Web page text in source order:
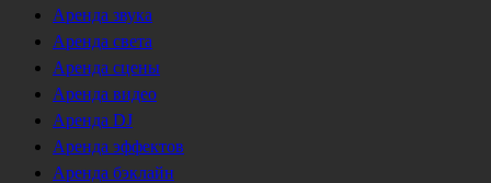
Аренда звука
Аренда света
Аренда сцены
Аренда видео
Аренда DJ
Аренда эффектов
Аренда бэклайн